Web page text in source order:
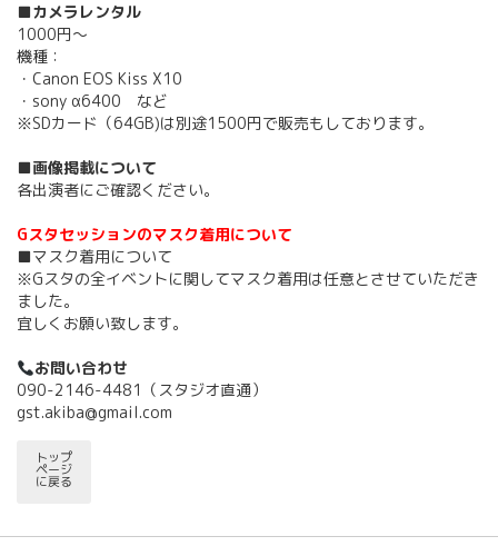
■カメラレンタル
1000円～
機種：
・Canon EOS Kiss X10
・sony α6400 など
※SDカード（64GB)は別途1500円で販売もしております。
■画像掲載について
各出演者にご確認ください。
Gスタセッションのマスク着用について
■マスク着用について
※Gスタの全イベントに関してマスク着用は任意とさせていただき
ました。
宜しくお願い致します。
お問い合わせ
090-2146-4481（スタジオ直通）
gst.akiba@gmail.com
トップ
ページ
に戻る